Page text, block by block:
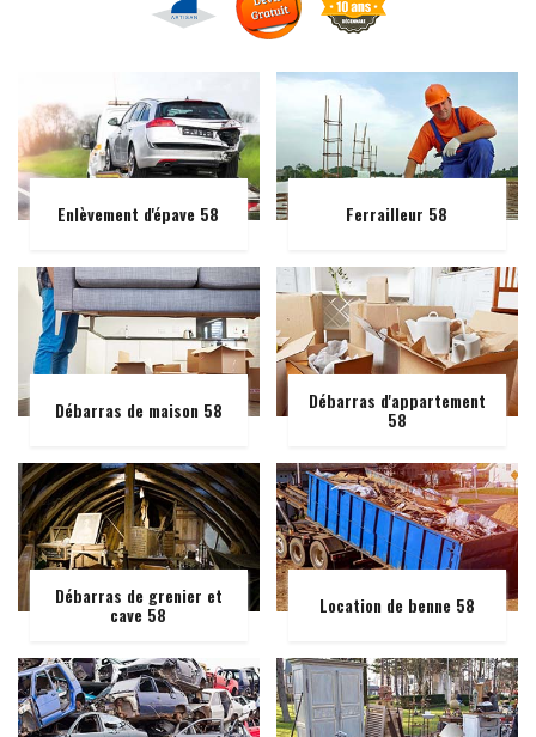
Enlèvement d'épave 58 Ferrailleur 58
Débarras de maison 58 Débarras d'appartement
58
Débarras de grenier et
cave 58 Location de benne 58